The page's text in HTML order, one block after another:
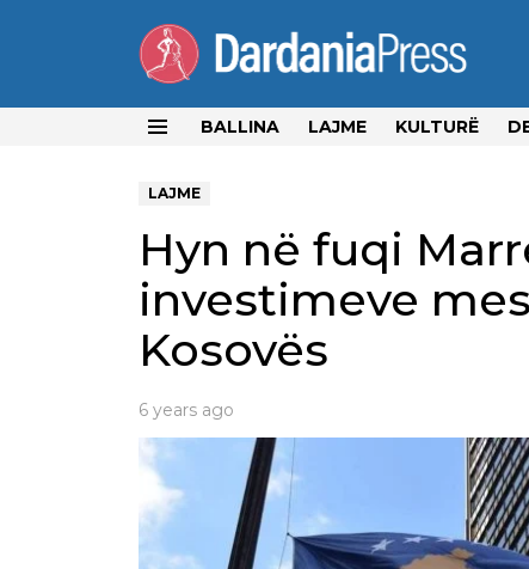
BALLINA LAJME KULTURË
LAJME
Hyn në fuqi
investimeve
Kosovës
6 years ago